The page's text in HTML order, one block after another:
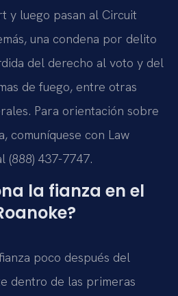
y luego pasan al Circuit
una condena por delito
del derecho al voto y del
de fuego, entre otras
Para orientación sobre
comuníquese con Law
(888) 437-7747.
la fianza en el
poco después del
dentro de las primeras